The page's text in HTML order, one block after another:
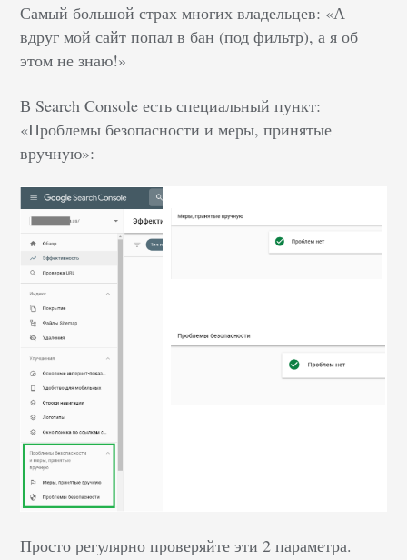
Самый большой страх многих владельцев: «А
вдруг мой сайт попал в бан (под фильтр), а я об
этом не знаю!»
В Search Console есть специальный пункт:
«Проблемы безопасности и меры, принятые
вручную»:
Просто регулярно проверяйте эти 2 параметра.